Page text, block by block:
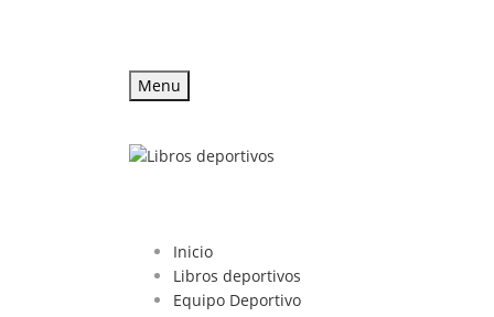
Menu
Inicio
Libros deportivos
Equipo Deportivo